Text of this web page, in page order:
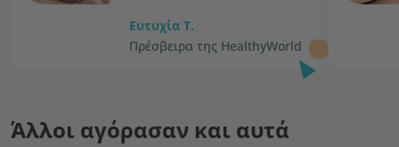
Ευτυχία T.
Πρέσβειρα της HealthyWorld
Άλλοι αγόρασαν και αυτά